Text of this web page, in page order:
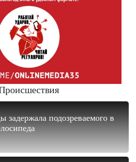
задержала подозреваемого в